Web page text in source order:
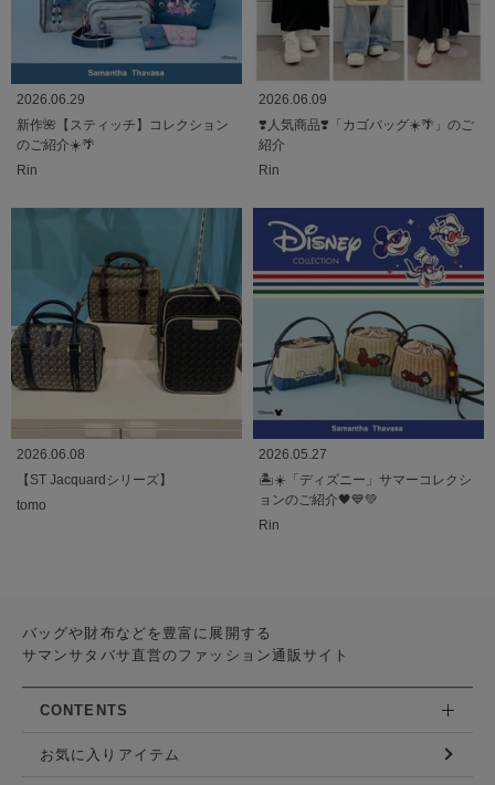
2026.06.29
新作🌺【スティッチ】コレクション
のご紹介☀️🌴
Rin
2026.06.09
❣️人気商品❣️「カゴバッグ☀️🌴」のご
紹介
Rin
2026.06.08
【ST Jacquardシリーズ】
tomo
2026.05.27
🏝️☀️「ディズニー」サマーコレクシ
ョンのご紹介🖤💙💚
Rin
バッグや財布などを豊富に展開する
サマンサタバサ直営のファッション通販サイト
CONTENTS
お気に入りアイテム